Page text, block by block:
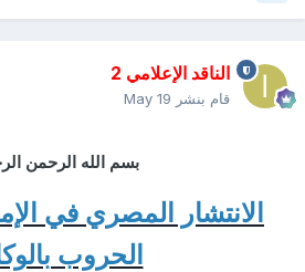
الناقد الإعلامي 2
قام بنشر May 19
بسم الله الرحمن
الانتشار المصري في
الحروب